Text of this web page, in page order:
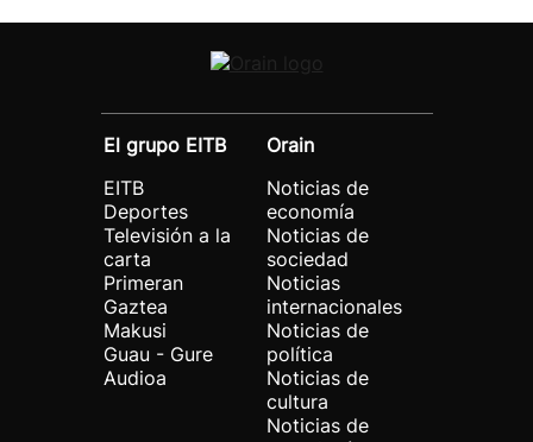
El grupo EITB
EITB
Deportes
Televisión a la
carta
Primeran
Gaztea
Makusi
Guau - Gure
Audioa
Orain
Noticias de
economía
Noticias de
sociedad
Noticias
internacionales
Noticias de
política
Noticias de
cultura
Noticias de